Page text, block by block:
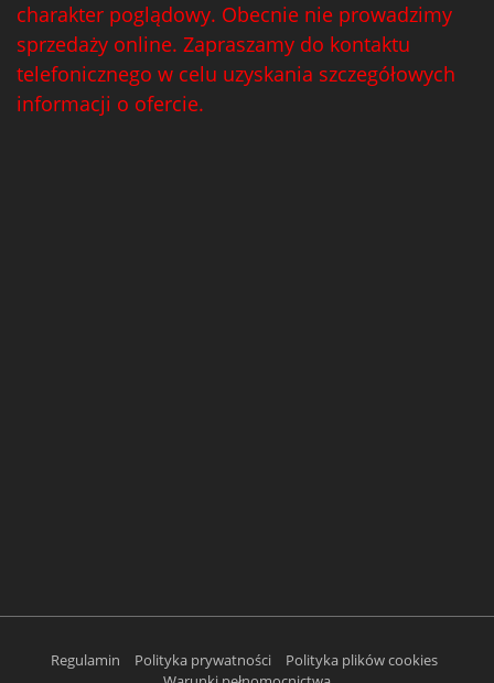
charakter poglądowy. Obecnie nie prowadzimy
sprzedaży online. Zapraszamy do kontaktu
telefonicznego w celu uzyskania szczegółowych
informacji o ofercie.
Regulamin Polityka prywatności
Polityka plików cookies